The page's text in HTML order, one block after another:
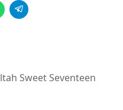
Sweet Seventeen